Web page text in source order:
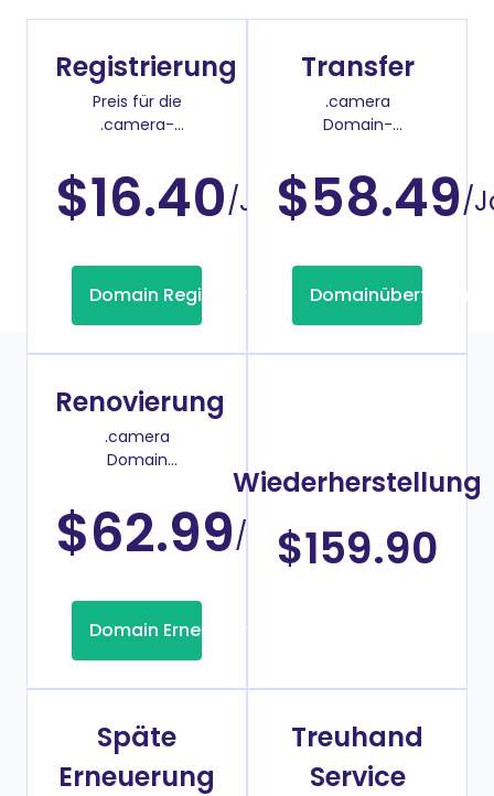
Registrierung
Preis für die
.camera-
$16.40/Jahr
Domain Registrierung
Transfer
.camera
Domain-
$58.49/
Domainübertragung
Renovierung
.camera
Domain
$62.99/Jahr
Domain Erneuerung
Wiederherstellung
$159.90
Späte
Erneuerung
Treuhand
Service